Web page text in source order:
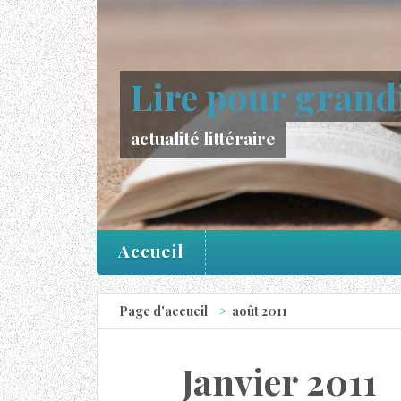
Lire pour
actualité littéraire
Accueil
Page d'accueil août 2011
Janvier 2011